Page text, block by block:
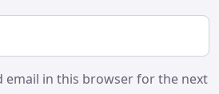
email in this browser for the next